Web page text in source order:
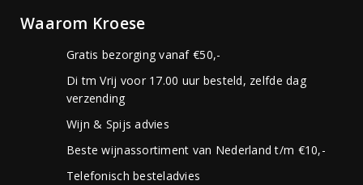
Waarom Kroese
Gratis bezorging vanaf €50,-
Di tm Vrij voor 17.00 uur besteld, zelfde dag
verzending
Wijn & Spijs advies
Beste wijnassortiment van Nederland t/m €10,-
Telefonisch besteladvies